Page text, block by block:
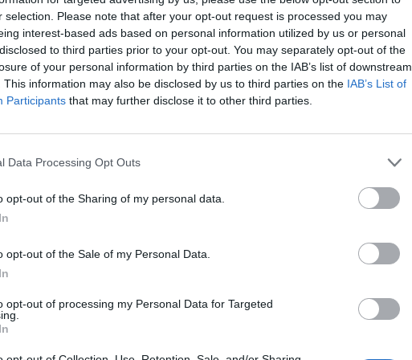
selection. Please note that after your opt-out request is processed you may
interest-based ads based on personal information utilized by us or personal
to third parties prior to your opt-out. You may separately opt-out of the
of your personal information by third parties on the IAB’s list of downstream
This information may also be disclosed by us to third parties on the IAB’s List of
Participants that may further disclose it to other third parties.
Data Processing Opt Outs
opt-out of the Sharing of my personal data.
opt-out of the Sale of my Personal Data.
opt-out of processing my Personal Data for Targeted
Fot. Shutterstock
500 plus, było jeszcze becikowe. Choć mało kto o nim
dodatek ten wciąż istnieje.